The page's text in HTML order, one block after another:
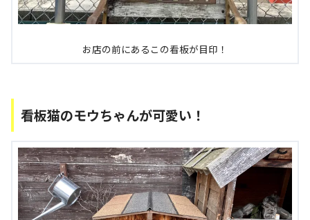
お店の前にあるこの看板が目印！
看板猫のモウちゃんが可愛い！